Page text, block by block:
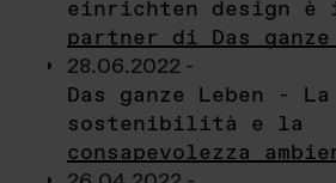
einrichten design è
partner di Das ganze
28.06.2022 -
Das ganze Leben - La
sostenibilità e la
consapevolezza